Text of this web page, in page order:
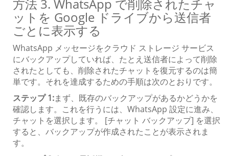
方法 3. WhatsApp で削除されたチャ
ットを Google ドライブから送信者
ごとに表示する
WhatsApp メッセージをクラウド ストレージ サービス
にバックアップしていれば、たとえ送信者によって削除
されたとしても、削除されたチャットを復元するのは簡
単です。それを達成するための手順は次のとおりです。
ステップ 1:まず、既存のバックアップがあるかどうかを
確認します。これを行うには、WhatsApp 設定に進み、
チャットを選択します。 [チャット バックアップ] を選択
すると、バックアップが作成されたことが表示されま
す。